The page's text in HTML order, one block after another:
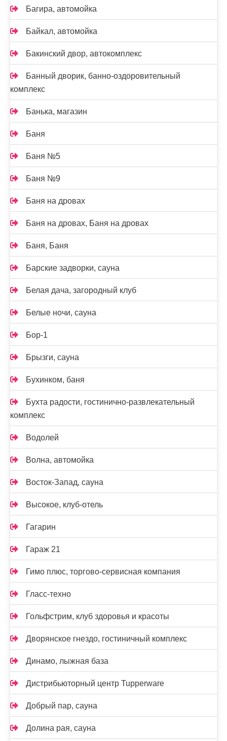
Багира, автомойка
Байкал, автомойка
Бакинский двор, автокомплекс
Банный дворик, банно-оздоровительный
комплекс
Банька, магазин
Баня
Баня №5
Баня №9
Баня на дровах
Баня на дровах, Баня на дровах
Баня, Баня
Барские задворки, сауна
Белая дача, загородный клуб
Белые ночи, сауна
Бор-1
Брызги, сауна
Бухинком, баня
Бухта радости, гостинично-развлекательный
комплекс
Водолей
Волна, автомойка
Восток-Запад, сауна
Высокое, клуб-отель
Гагарин
Гараж 21
Гимо плюс, торгово-сервисная компания
Гласс-техно
Гольфстрим, клуб здоровья и красоты
Дворянское гнездо, гостиничный комплекс
Динамо, лыжная база
Дистрибьюторный центр Tupperware
Добрый пар, сауна
Долина рая, сауна